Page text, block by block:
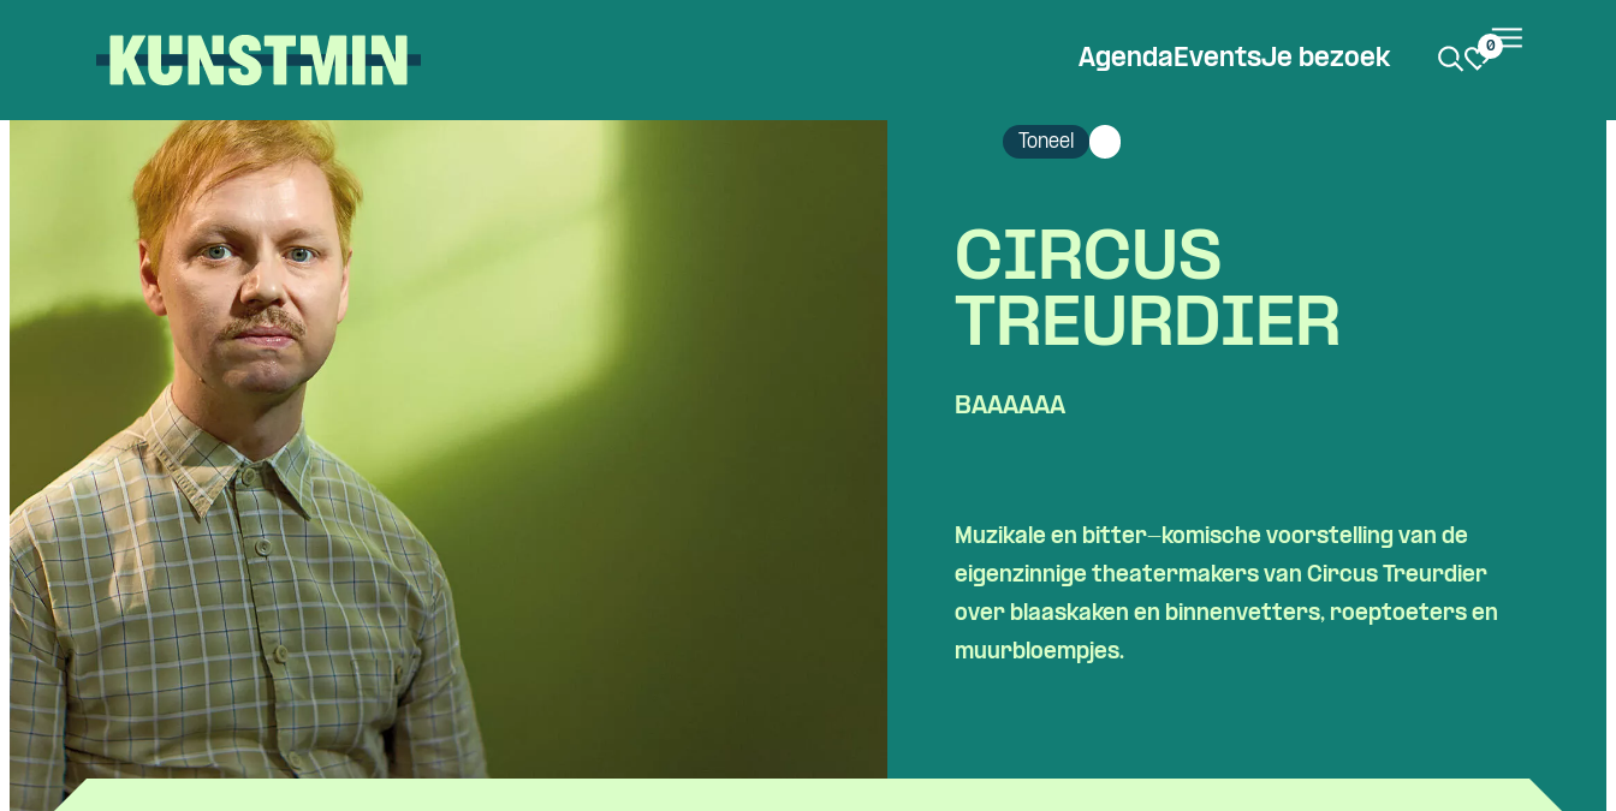
AgendaEventsJe bezoek 0
Toneel
CIRCUS
TREURDIER
BAAAAAA
Muzikale en bitter-komische voorstelling van de
eigenzinnige theatermakers van Circus Treurdier
over blaaskaken en binnenvetters, roeptoeters en
muurbloempjes.